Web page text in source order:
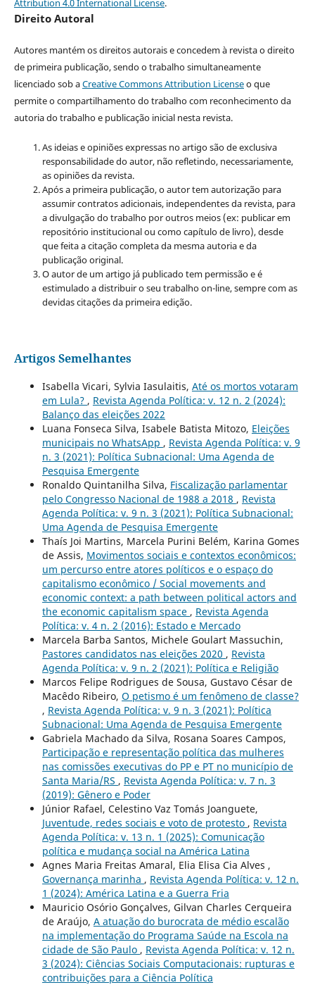
Attribution 4.0 International License.
Direito Autoral
Autores mantém os direitos autorais e concedem à revista o direito
de primeira publicação, sendo o trabalho simultaneamente
licenciado sob aCreative Commons Attribution Licenseo que
permite o compartilhamento do trabalho com reconhecimento da
autoria do trabalho e publicação inicial nesta revista.
As ideias e opiniões expressas no artigo são de exclusiva
responsabilidade do autor, não refletindo, necessariamente,
as opiniões da revista.
Após a primeira publicação, o autor tem autorização para
assumir contratos adicionais, independentes da revista, para
a divulgação do trabalho por outros meios (ex: publicar em
repositório institucional ou como capítulo de livro), desde
que feita a citação completa da mesma autoria e da
publicação original.
O autor de um artigo já publicado tem permissão e é
estimulado a distribuir o seu trabalho on-line, sempre com as
devidas citações da primeira edição.
Artigos Semelhantes
Isabella Vicari, Sylvia Iasulaitis, Até os mortos votaram
em Lula? , Revista Agenda Política: v. 12 n. 2 (2024):
Balanço das eleições 2022
Luana Fonseca Silva, Isabele Batista Mitozo, Eleições
municipais no WhatsApp , Revista Agenda Política: v. 9
n. 3 (2021): Política Subnacional: Uma Agenda de
Pesquisa Emergente
Ronaldo Quintanilha Silva, Fiscalização parlamentar
pelo Congresso Nacional de 1988 a 2018 , Revista
Agenda Política: v. 9 n. 3 (2021): Política Subnacional:
Uma Agenda de Pesquisa Emergente
Thaís Joi Martins, Marcela Purini Belém, Karina Gomes
de Assis, Movimentos sociais e contextos econômicos:
um percurso entre atores políticos e o espaço do
capitalismo econômico / Social movements and
economic context: a path between political actors and
the economic capitalism space , Revista Agenda
Política: v. 4 n. 2 (2016): Estado e Mercado
Marcela Barba Santos, Michele Goulart Massuchin,
Pastores candidatos nas eleições 2020 , Revista
Agenda Política: v. 9 n. 2 (2021): Política e Religião
Marcos Felipe Rodrigues de Sousa, Gustavo César de
Macêdo Ribeiro, O petismo é um fenômeno de classe?
, Revista Agenda Política: v. 9 n. 3 (2021): Política
Subnacional: Uma Agenda de Pesquisa Emergente
Gabriela Machado da Silva, Rosana Soares Campos,
Participação e representação política das mulheres
nas comissões executivas do PP e PT no município de
Santa Maria/RS , Revista Agenda Política: v. 7 n. 3
(2019): Gênero e Poder
Júnior Rafael, Celestino Vaz Tomás Joanguete,
Juventude, redes sociais e voto de protesto , Revista
Agenda Política: v. 13 n. 1 (2025): Comunicação
política e mudança social na América Latina
Agnes Maria Freitas Amaral, Elia Elisa Cia Alves ,
Governança marinha , Revista Agenda Política: v. 12 n.
1 (2024): América Latina e a Guerra Fria
Mauricio Osório Gonçalves, Gilvan Charles Cerqueira
de Araújo, A atuação do burocrata de médio escalão
na implementação do Programa Saúde na Escola na
cidade de São Paulo , Revista Agenda Política: v. 12 n.
3 (2024): Ciências Sociais Computacionais: rupturas e
contribuições para a Ciência Política